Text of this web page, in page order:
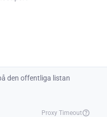
den offentliga listan
Proxy Timeout